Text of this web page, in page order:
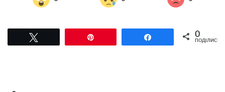
Поділитися0
ПОДІЛИСЬ